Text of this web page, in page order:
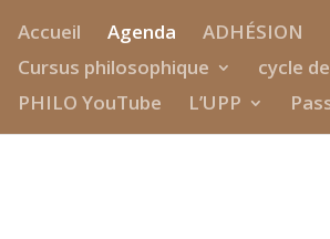
Accueil Agenda ADHÉSION
Cursus philosophique
cycle
PHILO YouTube
L’UPP